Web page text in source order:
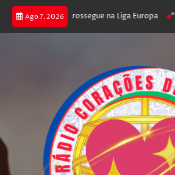
Ago 7, 2026
joga poker e prossegue na Liga Europa